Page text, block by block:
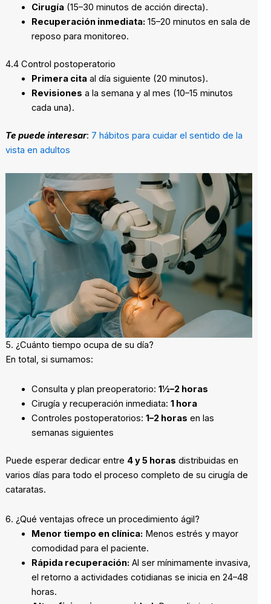
Cirugía (15–30 minutos de acción directa).
Recuperación inmediata: 15–20 minutos en sala de
reposo para monitoreo.
4.4 Control postoperatorio
Primera cita al día siguiente (20 minutos).
Revisiones a la semana y al mes (10–15 minutos
cada una).
Te puede interesar: 7 hábitos para cuidar el sentido de la
vista en adultos
5. ¿Cuánto tiempo ocupa de su día?
En total, si sumamos:
Consulta y plan preoperatorio:1½–2 horas
Cirugía y recuperación inmediata:1 hora
Controles postoperatorios:1–2 horas en las
semanas siguientes
Puede esperar dedicar entre 4 y 5 horas distribuidas en
varios días para todo el proceso completo de su cirugía de
cataratas.
6. ¿Qué ventajas ofrece un procedimiento ágil?
Menor tiempo en clínica: Menos estrés y mayor
comodidad para el paciente.
Rápida recuperación: Al ser mínimamente invasiva,
el retorno a actividades cotidianas se inicia en 24–48
horas.